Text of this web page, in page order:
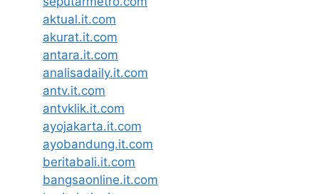
aktual.it.com
akurat.it.com
antara.it.com
analisadaily.it.com
antv.it.com
antvklik.it.com
ayojakarta.it.com
ayobandung.it.com
beritabali.it.com
bangsaonline.it.com